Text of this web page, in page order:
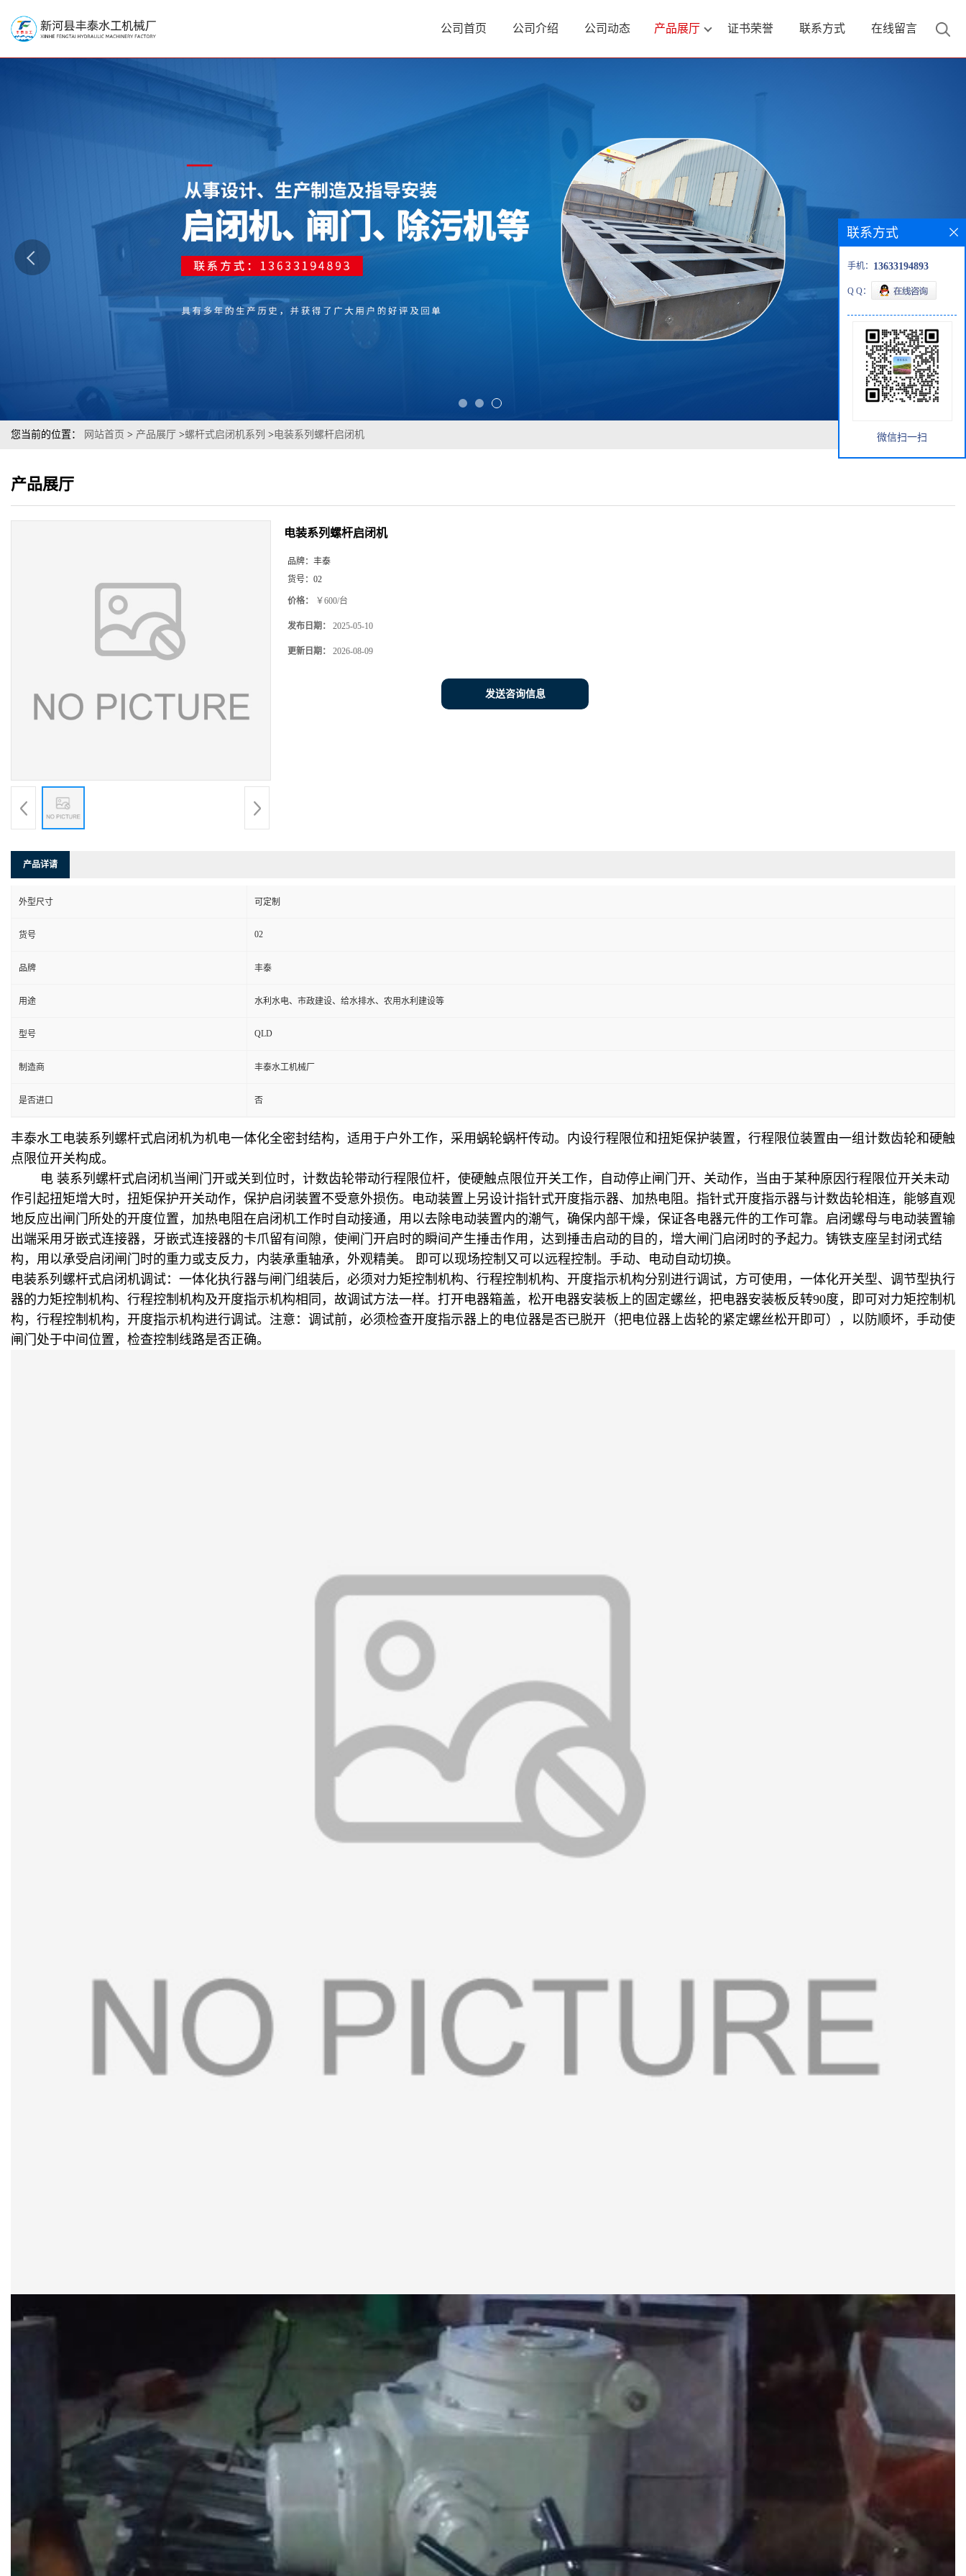
公司首页 公司介绍 公司动态 产品展厅 证书荣誉 联系方式 在线留言
您当前的位置： 网站首页 > 产品展厅 >螺杆式启闭机系列 >电装系列螺杆启闭机
产品展厅
电装系列螺杆启闭机
品牌： 丰泰
货号： 02
价格： ￥600/台
发布日期： 2025-05-10
更新日期： 2026-08-09
发送咨询信息
产品详请
外型尺寸 可定制
货号 02
品牌 丰泰
用途 水利水电、市政建设、给水排水、农用水利建设等
型号 QLD
制造商 丰泰水工机械厂
是否进口 否
丰泰水工电装系列螺杆式启闭机为机电一体化全密封结构，适用于户外工作，采用蜗轮蜗杆传动。内设行程限位和扭矩保护装置，行程限位装置由一组计数齿轮和硬触
点限位开关构成。
电 装系列螺杆式启闭机当闸门开或关到位时，计数齿轮带动行程限位杆，使硬触点限位开关工作，自动停止闸门开、关动作，当由于某种原因行程限位开关未动
作引起扭矩增大时，扭矩保护开关动作，保护启闭装置不受意外损伤。电动装置上另设计指针式开度指示器、加热电阻。指针式开度指示器与计数齿轮相连，能够直观
地反应出闸门所处的开度位置，加热电阻在启闭机工作时自动接通，用以去除电动装置内的潮气，确保内部干燥，保证各电器元件的工作可靠。启闭螺母与电动装置输
出端采用牙嵌式连接器，牙嵌式连接器的卡爪留有间隙，使闸门开启时的瞬间产生捶击作用，达到捶击启动的目的，增大闸门启闭时的予起力。铸铁支座呈封闭式结
构，用以承受启闭闸门时的重力或支反力，内装承重轴承，外观精美。 即可以现场控制又可以远程控制。手动、电动自动切换。
电装系列螺杆式启闭机调试：一体化执行器与闸门组装后，必须对力矩控制机构、行程控制机构、开度指示机构分别进行调试，方可使用，一体化开关型、调节型执行
器的力矩控制机构、行程控制机构及开度指示机构相同，故调试方法一样。打开电器箱盖，松开电器安装板上的固定螺丝，把电器安装板反转90度，即可对力矩控制机
构，行程控制机构，开度指示机构进行调试。注意：调试前，必须检查开度指示器上的电位器是否已脱开（把电位器上齿轮的紧定螺丝松开即可），以防顺坏，手动使
闸门处于中间位置，检查控制线路是否正确。
联系方式
手机： 13633194893
Q Q：
微信扫一扫